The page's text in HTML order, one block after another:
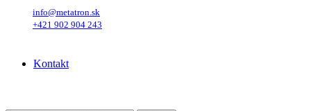
info@metatron.sk
+421 902 904 243
Kontakt